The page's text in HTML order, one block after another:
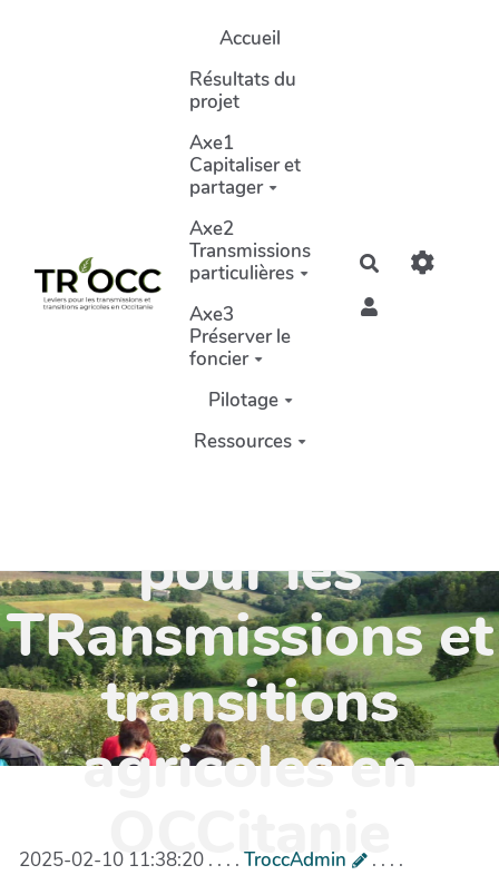
Aller au contenu principalAccueil
Résultats du
projet
Axe1
Capitaliser et
partager
Axe2
Transmissions
particulières
Axe3
Préserver le
foncier
Pilotage
Ressources
Rechercher
pour les
TRansmissions et
transitions
agricoles en
OCCitanie
2025-02-10 11:38:20 . . . . TroccAdmin
. . . .